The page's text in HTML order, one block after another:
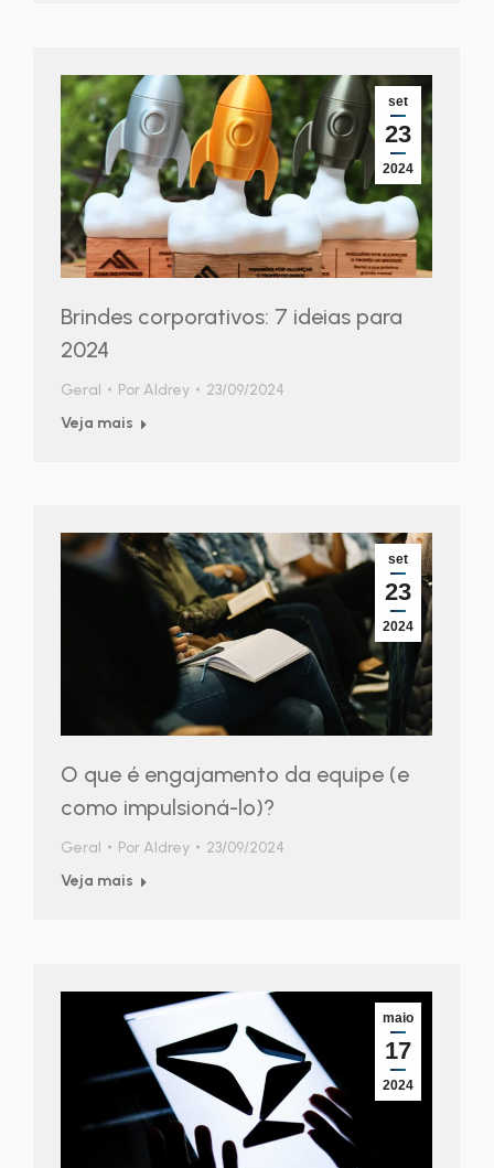
set
23
2024
Brindes corporativos: 7 ideias para
2024
Geral Por Aldrey
23/09/2024
Veja mais
set
23
2024
O que é engajamento da equipe (e
como impulsioná-lo)?
Geral Por Aldrey
23/09/2024
Veja mais
maio
17
2024